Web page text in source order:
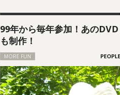
99年から毎年参加！あのDVD
も制作！
MORE FUN